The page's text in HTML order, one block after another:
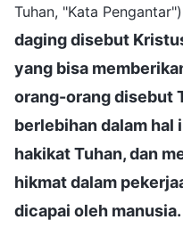
Tuhan, "Kata Pengantar")
daging disebut
yang bisa
orang-orang disebut
berlebihan dalam hal
hakikat Tuhan, dan
hikmat dalam
dicapai oleh